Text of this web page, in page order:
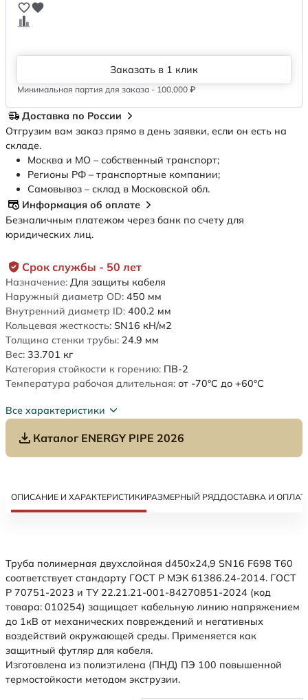
Срок службы - 50 лет
Назначение: Для защиты кабеля
Наружный диаметр OD: 450 мм
Внутренний диаметр ID: 400.2 мм
Кольцевая жесткость: SN16 кН/м2
Толщина стенки трубы: 24.9 мм
Вес: 33.701 кг
Категория стойкости к горению: ПВ-2
Температура рабочая длительная: от -70°C до +60°C
Все характеристики
Каталог ENERGY PIPE 2026
Заказать в 1 клик
Минимальная партия для заказа - 100,000 ₽
Доставка по России
Отгрузим вам заказ прямо в день заявки, если он есть на
складе.
Москва и МО – собственный транспорт;
Регионы РФ – транспортные компании;
Самовывоз – склад в Московской обл.
Информация об оплате
Безналичным платежом через банк по счету для
юридических лиц.
ОПИСАНИЕ И ХАРАКТЕРИСТИКИРАЗМЕРНЫЙ РЯДДОСТАВКА И
Труба полимерная двухслойная d450х24,9 SN16 F698 Т60
соответствует стандарту ГОСТ Р МЭК 61386.24-2014. ГОСТ
Р 70751-2023 и ТУ 22.21.21-001-84270851-2024 (код
товара: 010254) защищает кабельную линию напряжением
до 1кВ от механических повреждений и негативных
воздействий окружающей среды. Применяется как
защитный футляр для кабеля.
Изготовлена из полиэтилена (ПНД) ПЭ 100 повышенной
термостойкости методом экструзии.